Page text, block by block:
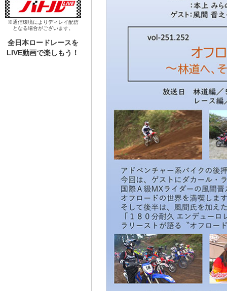
※通信環境によりディレイ配信
となる場合がございます。
全日本ロードレースを
LIVE動画で楽しもう！